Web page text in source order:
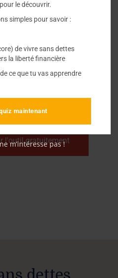
situation financière.
l'outil gratuitement
le découvrir.
simples pour savoir :
de vivre sans dettes
la liberté financière
ce que tu vas apprendre
maintenant
m’intéresse pas !